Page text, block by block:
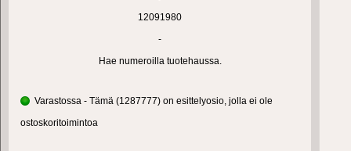
12091980
-
Hae numeroilla tuotehaussa.
Varastossa - Tämä (1287777) on esittelyosio, jolla ei ole
ostoskoritoimintoa